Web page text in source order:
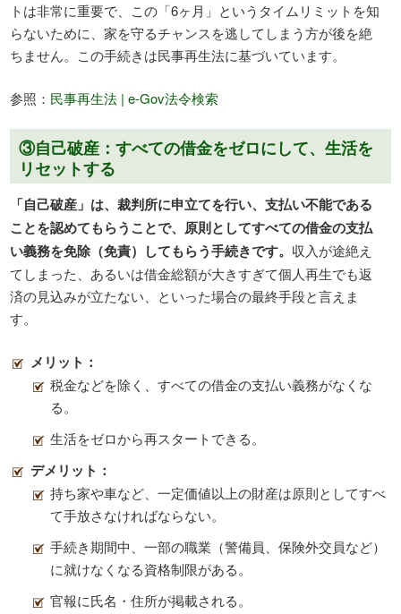
トは非常に重要で、この「6ヶ月」というタイムリミットを知
らないために、家を守るチャンスを逃してしまう方が後を絶
ちません。この手続きは民事再生法に基づいています。
参照： 民事再生法 | e-Gov法令検索
③自己破産：すべての借金をゼロにして、生活を
リセットする
「自己破産」は、裁判所に申立てを行い、支払い不能である
ことを認めてもらうことで、原則としてすべての借金の支払
い義務を免除（免責）してもらう手続きです。 収入が途絶え
てしまった、あるいは借金総額が大きすぎて個人再生でも返
済の見込みが立たない、といった場合の最終手段と言えま
す。
メリット：
税金などを除く、すべての借金の支払い義務がなくな
る。
生活をゼロから再スタートできる。
デメリット：
持ち家や車など、一定価値以上の財産は原則としてすべ
て手放さなければならない。
手続き期間中、一部の職業（警備員、保険外交員など）
に就けなくなる資格制限がある。
官報に氏名・住所が掲載される。